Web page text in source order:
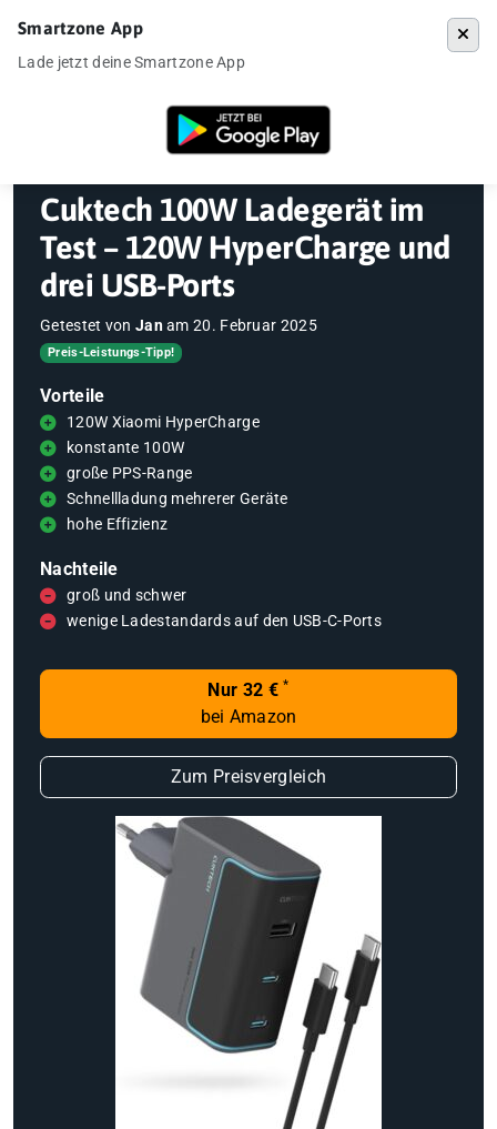
»Ladegeräte / Netzteile
Cuktech 100W Ladegerät im
Test – 120W HyperCharge und
drei USB-Ports
Getestet von Janam20. Februar 2025
Preis-Leistungs-Tipp!
Vorteile
120W Xiaomi HyperCharge
konstante 100W
große PPS-Range
Schnellladung mehrerer Geräte
hohe Effizienz
Nachteile
groß und schwer
wenige Ladestandards auf den USB-C-Ports
Nur 32 € *
bei Amazon
Zum Preisvergleich
Smartzone App
Lade jetzt deine Smartzone App